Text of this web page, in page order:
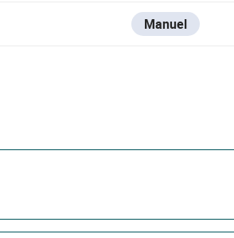
UPLOADS/SOFT/20240726/DAHUA-
Manuel